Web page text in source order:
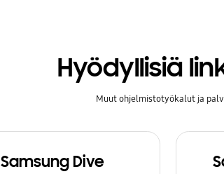
Hyödyllisiä
Muut ohjelmistotyökalut ja
Samsung Dive